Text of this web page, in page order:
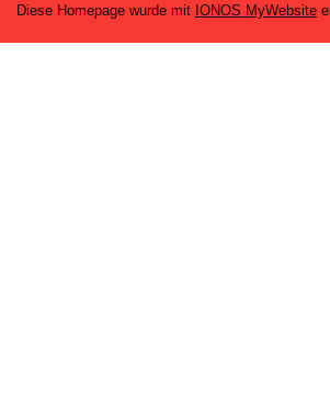
Diese Homepage wurde mit IONOS MyWebsite